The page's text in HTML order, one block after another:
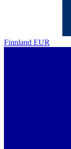
Finnland EUR